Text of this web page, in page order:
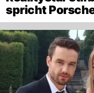
spricht